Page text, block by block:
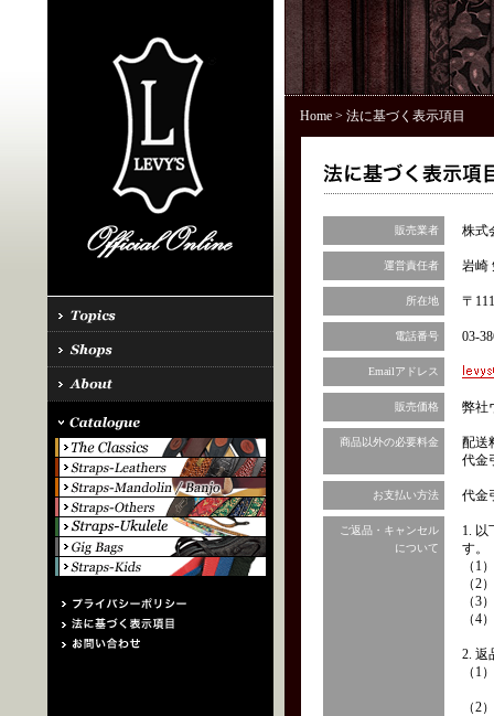
Home> 法に基づく表示項目
販売業者 株式
運営責任者 岩崎
所在地 〒
電話番号 03-
Emailアドレス
販売価格 弊社
商品以外の必要料金
配送
代金
お支払い方法 代金
ご返品・キャンセル
について
1. 以
す。
（1
（2
（3
（4
2. 返
（1）
（2